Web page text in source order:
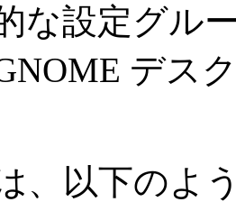
な設定グル
デス
、以下のよ